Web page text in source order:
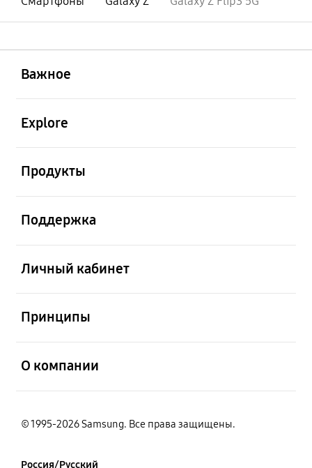
Важное
Explore
Продукты
Поддержка
Личный кабинет
Принципы
О компании
© 1995-2026 Samsung. Все права защищены.
Россия/Русский